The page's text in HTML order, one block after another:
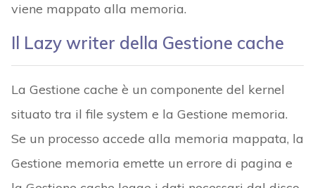
viene mappato alla memoria.
Il Lazy writer della Gestione cache
La Gestione cache è un componente del kernel
situato tra il file system e la Gestione memoria.
Se un processo accede alla memoria mappata, la
Gestione memoria emette un errore di pagina e